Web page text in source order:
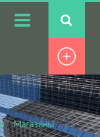
/Магазины/